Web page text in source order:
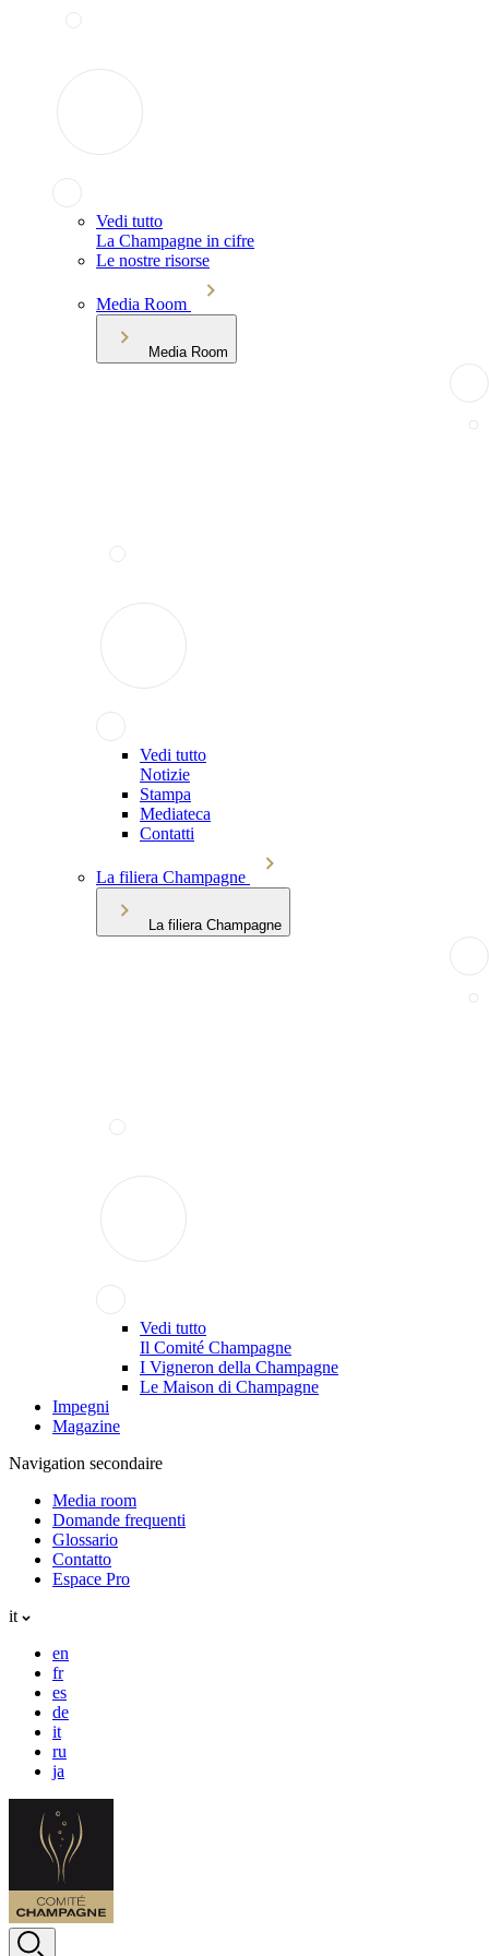
Vedi tutto
La Champagne in cifre
Le nostre risorse
Media Room
Media Room
Vedi tutto
Notizie
Stampa
Mediateca
Contatti
La filiera Champagne
La filiera Champagne
Vedi tutto
Il Comité Champagne
I Vigneron della Champagne
Le Maison di Champagne
Impegni
Magazine
Navigation secondaire
Media room
Domande frequenti
Glossario
Contatto
Espace Pro
it
en
fr
es
de
it
ru
ja